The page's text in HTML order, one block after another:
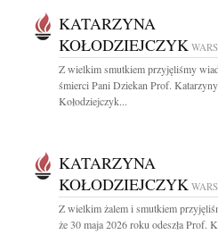
KATARZYNA
KOŁODZIEJCZYK
Z wielkim smutkiem przyjęliśmy
śmierci Pani Dziekan Prof. Katarzyny
Kołodziejczyk...
KATARZYNA
KOŁODZIEJCZYK
Z wielkim żalem i smutkiem
że 30 maja 2026 roku odeszła Prof.